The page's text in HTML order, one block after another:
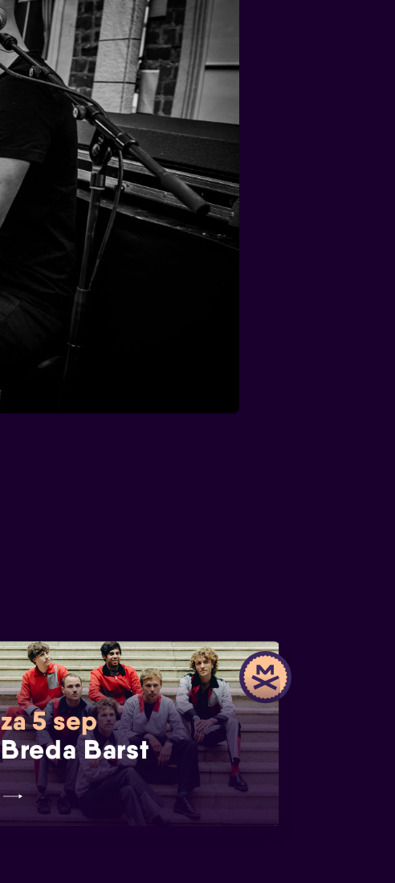
za 5 sep
Breda Barst